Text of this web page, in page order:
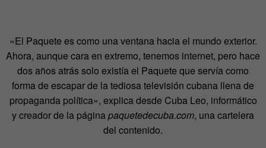
«El Paquete es como una ventana hacia el mundo exterior.
Ahora, aunque cara en extremo, tenemos internet, pero hace
dos años atrás solo existía el Paquete que servía como
forma de escapar de la tediosa televisión cubana llena de
propaganda política», explica desde Cuba Leo, informático
y creador de la páginapaquetedecuba.com, una cartelera
del contenido.